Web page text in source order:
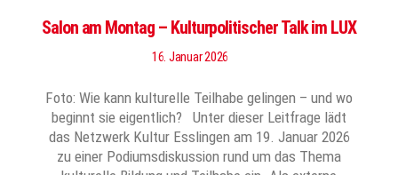
Salon am Montag – Kulturpolitischer Talk im LUX
16. Januar 2026
Foto: Wie kann kulturelle Teilhabe gelingen – und wo
beginnt sie eigentlich? Unter dieser Leitfrage lädt
das Netzwerk Kultur Esslingen am 19. Januar 2026
zu einer Podiumsdiskussion rund um das Thema